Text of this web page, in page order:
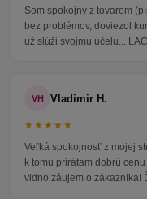
Som spokojný z tovarom
bez problémov, doviezol
už slúži svojmu účelu...
VH Vladimir H.
★★★★★
Veľká spokojnosť z mojej
k tomu prirátam dobrú
vidno záujem o zákazníka!